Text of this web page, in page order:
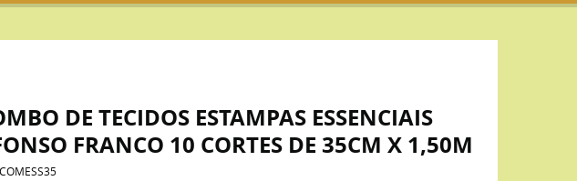
DE TECIDOS ESTAMPAS ESSENCIAIS
FRANCO 10 CORTES DE 35CM X 1,50M
COMESS35